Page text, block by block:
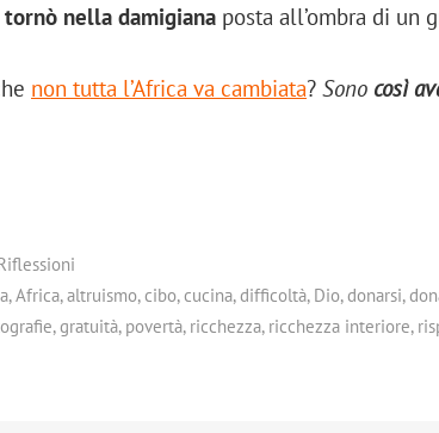
tornò nella damigiana posta all’ombra di un
non tutta l’Africa va cambiata? Sono così
,Africa,altruismo,cibo,cucina,difficoltà, Dio,donarsi,
,gratuità, povertà, ricchezza, ricchezza interiore,